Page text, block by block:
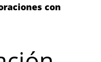
con